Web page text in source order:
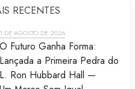
RECENTES
1 DE AGOSTO DE 2026
O Futuro Ganha Forma:
Lançada a Primeira Pedra do
L. Ron Hubbard Hall —